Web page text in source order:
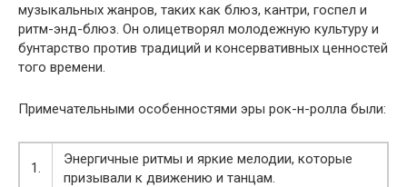
музыкальных жанров, таких как блюз, кантри, госпел и
ритм-энд-блюз. Он олицетворял молодежную культуру и
бунтарство против традиций и консервативных ценностей
того времени.
Примечательными особенностями эры рок-н-ролла были:
1.
Энергичные ритмы и яркие мелодии, которые
призывали к движению и танцам.